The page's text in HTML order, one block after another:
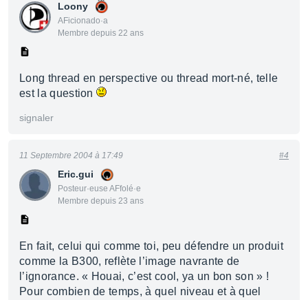
Loony
AFicionado·a
Membre depuis 22 ans
Long thread en perspective ou thread mort-né, telle
est la question
signaler
Eric.gui
Posteur·euse AFfolé·e
Membre depuis 23 ans
11 Septembre 2004 à 17:49 #4
En fait, celui qui comme toi, peu défendre un produit
comme la B300, reflète l’image navrante de
l’ignorance. « Houai, c’est cool, ya un bon son » !
Pour combien de temps, à quel niveau et à quel